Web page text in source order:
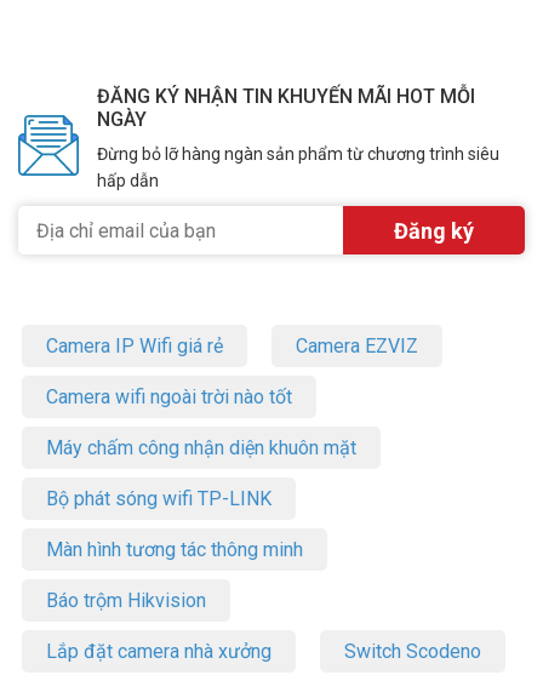
ĐĂNG KÝ NHẬN TIN KHUYẾN MÃI HOT MỖI
NGÀY
Đừng bỏ lỡ hàng ngàn sản phẩm từ chương trình siêu
hấp dẫn
Camera IP Wifi giá rẻ Camera EZVIZ
Camera wifi ngoài trời nào tốt
Máy chấm công nhận diện khuôn mặt
Bộ phát sóng wifi TP-LINK
Màn hình tương tác thông minh
Báo trộm Hikvision
Lắp đặt camera nhà xưởng Switch Scodeno